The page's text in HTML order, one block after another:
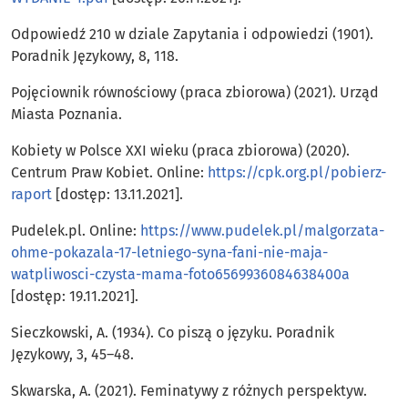
Odpowiedź 210 w dziale Zapytania i odpowiedzi (1901).
Poradnik Językowy, 8, 118.
Pojęciownik równościowy (praca zbiorowa) (2021). Urząd
Miasta Poznania.
Kobiety w Polsce XXI wieku (praca zbiorowa) (2020).
Centrum Praw Kobiet. Online: https://cpk.org.pl/pobierz-
raport [dostęp: 13.11.2021].
Pudelek.pl. Online: https://www.pudelek.pl/malgorzata-
ohme-pokazala-17-letniego-syna-fani-nie-maja-
watpliwosci-czysta-mama-foto6569936084638400a
[dostęp: 19.11.2021].
Sieczkowski, A. (1934). Co piszą o języku. Poradnik
Językowy, 3, 45–48.
Skwarska, A. (2021). Feminatywy z różnych perspektyw.